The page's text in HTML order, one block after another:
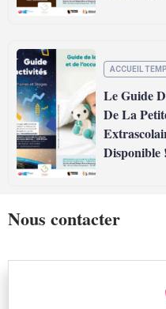
ACCUEIL
Le Guide
De La
Disponible !
Nous contacter